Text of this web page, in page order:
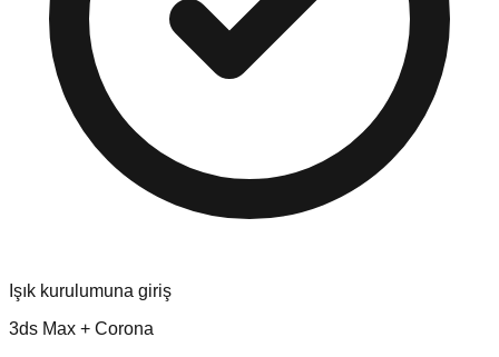
Işık kurulumuna giriş
3ds Max + Corona